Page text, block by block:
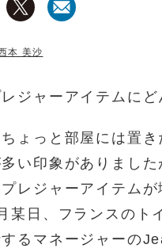
本 美沙
ジャーアイテムに
ょっと部屋には置
い印象がありまし
レジャーアイテムが
某日、フランスのト
るマネージャーの